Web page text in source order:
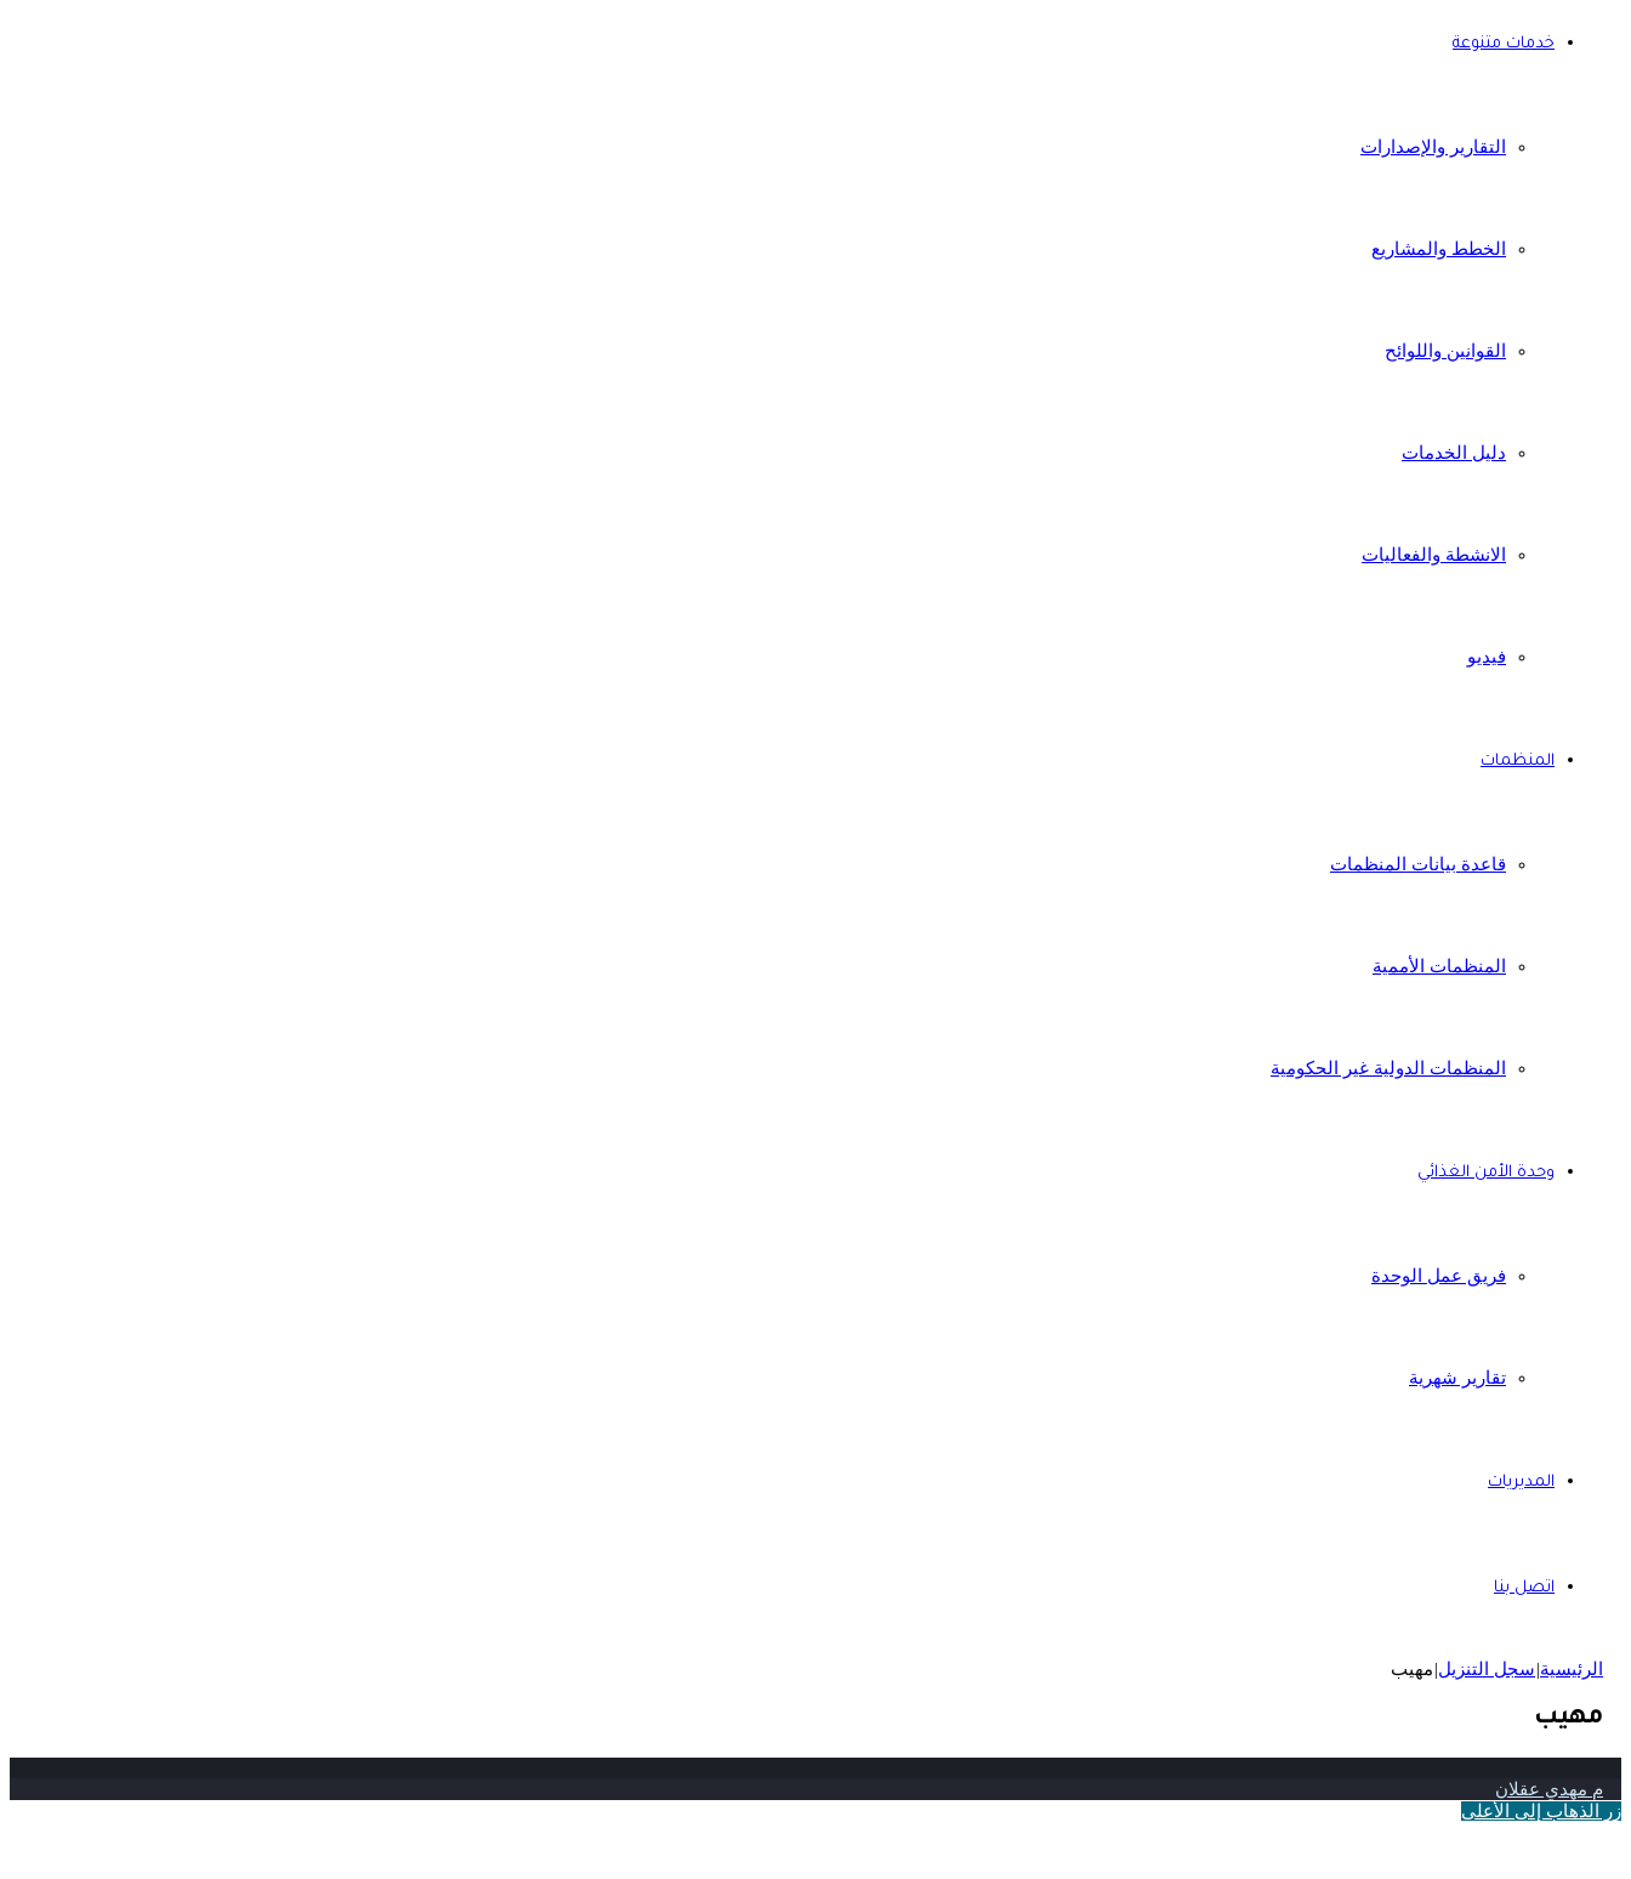
خدمات متنوعة
التقارير والإصدارات
الخطط والمشاريع
القوانين واللوائح
دليل الخدمات
الانشطة والفعاليات
فيديو
المنظمات
قاعدة بيانات المنظمات
المنظمات الأممية
المنظمات الدولية غير الحكومية
وحدة الأمن الغذائي
فريق عمل الوحدة
تقارير شهرية
المديريات
اتصل بنا
الرئيسية|سجل التنزيل|مهيب
مهيب
م مهدي عقلان
زر الذهاب إلى الأعلى